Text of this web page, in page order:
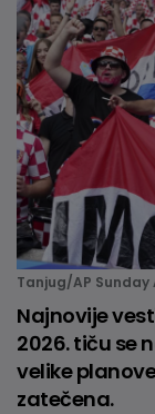
Tanjug/AP Sunday
Najnovije
2026. tiču se
velike
zatečena.